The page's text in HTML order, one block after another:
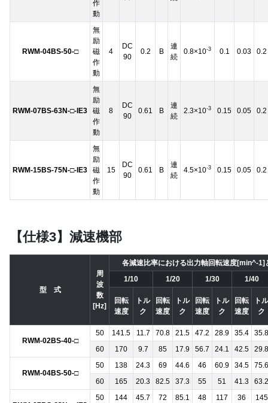
作
動
RWM-04BS-50-□
無
励
磁
作
動
4
DC
90
0.2 B
連
続
0.8×10-3 0.1 0.03 0.2
RWM-07BS-63N-□-IE3
無
励
磁
作
動
8
DC
90
0.61 B
連
続
2.3×10-3 0.15 0.05 0.2
RWM-15BS-75N-□-IE3
無
励
磁
作
動
15
DC
90
0.61 B
連
続
4.5×10-3 0.15 0.05 0.2
【仕様3】減速機部
型 式
周
波
数
[Hz]
各減速比率における出力軸回転速度[min^-1]
1/10
1/20 1/30 1/40
回転
速度
トル
ク
回転
速度
トル
ク
回転
速度
トル
ク
回転
速度
トル
ク
RWM-02BS-40-□
50 141.5 11.7 70.8 21.5 47.2 28.9 35.4
35.8
60
170 9.7 85 17.9 56.7 24.1 42.5 29.8
RWM-04BS-50-□
50 138 24.3 69 44.6 46 60.9 34.5
75.6
60
165 20.3 82.5 37.3 55 51 41.3 63.2
50 144 45.7 72 85.1 48 117 36
145